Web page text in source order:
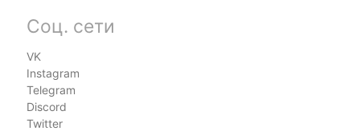
Соц. сети
VK
Instagram
Telegram
Discord
Twitter